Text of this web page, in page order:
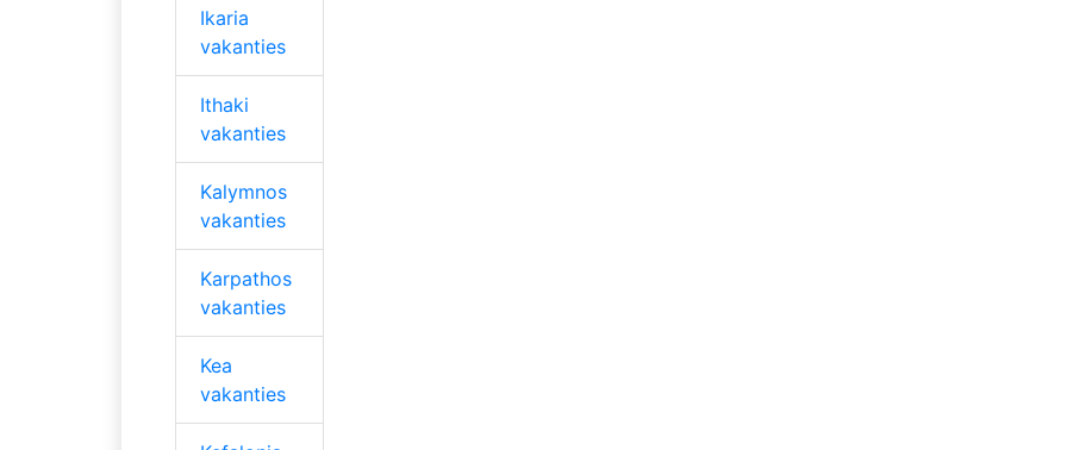
Ikaria
vakanties
Ithaki
vakanties
Kalymnos
vakanties
Karpathos
vakanties
Kea
vakanties